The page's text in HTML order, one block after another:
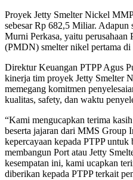
Proyek Jetty Smelter Nickel
sebesar Rp 682,5 Miliar. Adapun
Murni Perkasa, yaitu perusahaan
(PMDN) smelter nikel pertama di
Direktur Keuangan PTPP Agus
kinerja tim proyek Jetty Smelter
memegang komitmen
kualitas, safety, dan waktu
“Kami mengucapkan terima
beserta jajaran dari MMS Group
kepercayaan kepada PTPP untuk
membangun Port atau Jetty
kesempatan ini, kami ucapkan
diberikan kepada PTPP terkait